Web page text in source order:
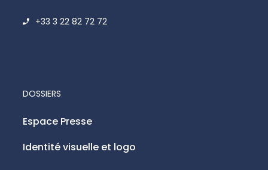
+33 3 22 82 72 72
DOSSIERS
Espace Presse
Identité visuelle et logo